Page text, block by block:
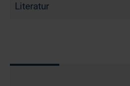
Literatur